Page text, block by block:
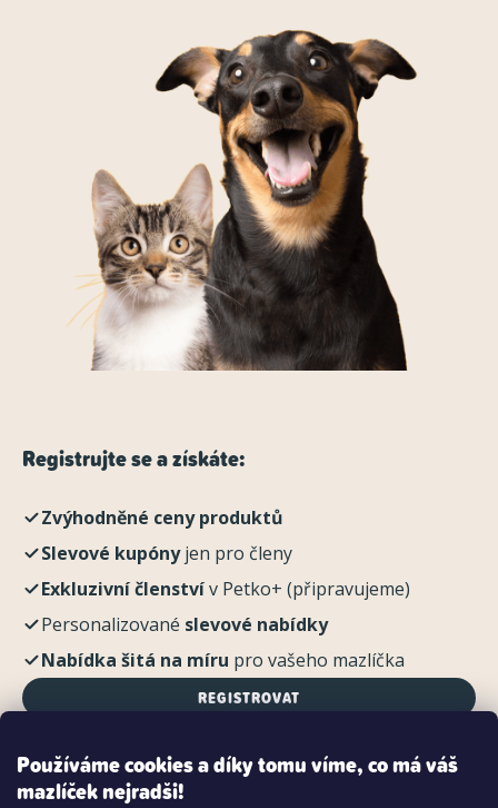
Používáme cookies a díky tomu víme, co má váš
mazlíček nejradši!
Registrujte se a získáte:
Zvýhodněné ceny produktů
Slevové kupónyjen pro členy
Exkluzivní členstvív Petko+ (připravujeme)
Personalizované slevové nabídky
Nabídka šitá na míru pro vašeho mazlíčka
REGISTROVAT